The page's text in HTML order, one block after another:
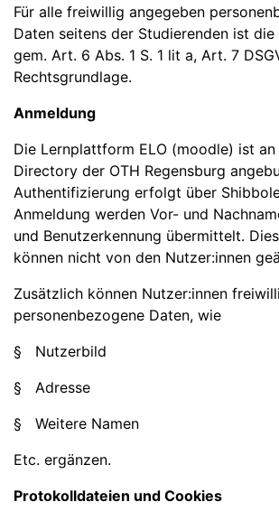
Für alle freiwillig angegeben
Daten seitens der Studierenden ist
gem. Art. 6 Abs. 1 S. 1 lit a, Art. 7
Rechtsgrundlage.
Anmeldung
Die Lernplattform ELO (moodle) ist
Directory der OTH Regensburg
Authentifizierung erfolgt über
Anmeldung werden Vor- und
und Benutzerkennung übermittelt.
können nicht von den Nutzer:innen
Zusätzlich können Nutzer:innen
personenbezogene Daten, wie
§ Nutzerbild
§ Adresse
§ Weitere Namen
Etc. ergänzen.
Protokolldateien und Cookies